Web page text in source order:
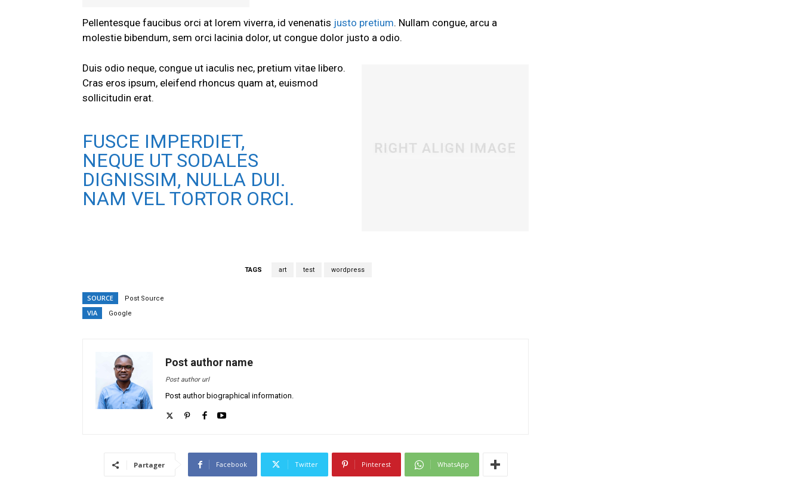
Pellentesque faucibus orci at lorem viverra, id venenatis justo pretium. Nullam congue, arcu a
molestie bibendum, sem orci lacinia dolor, ut congue dolor justo a odio.
Duis odio neque, congue ut iaculis nec, pretium vitae libero.
Cras eros ipsum, eleifend rhoncus quam at, euismod
sollicitudin erat.
FUSCE IMPERDIET,
NEQUE UT SODALES
DIGNISSIM, NULLA DUI.
NAM VEL TORTOR ORCI.
TAGS art test wordpress
SOURCE Post Source
VIA Google
Post author name
Post author url
Post author biographical information.
Partager Facebook Twitter Pinterest WhatsApp